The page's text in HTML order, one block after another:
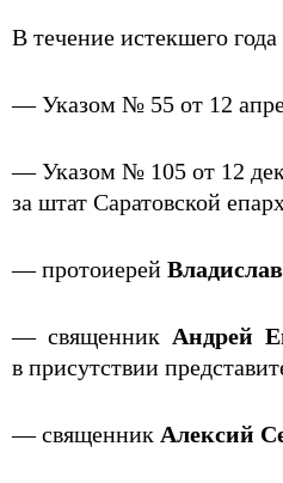
В течение истекшего
— Указом № 55 от 12
— Указом № 105 от 12
за штат Саратовской
— протоиерей
— священник Андрей
в присутствии
— священник Алексий